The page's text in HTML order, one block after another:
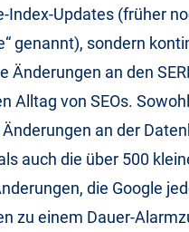
Index-Updates (früher
genannt), sondern
Änderungen an den
Alltag von SEOs.
an der
auch die über 500
die Google
zu einem Dauer-